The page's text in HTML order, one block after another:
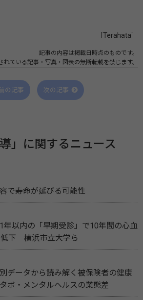
［Terahata］
記事の内容は掲載日時点のものです。
れている記事・写真・図表の無断転載を禁じます。
の記事 次の記事
」に関するニュース
で寿命が延びる可能性
年以内の「早期受診」で10年間の心血
下 横浜市立大学ら
データから読み解く被保険者の健康
ボ・メンタルヘルスの業態差